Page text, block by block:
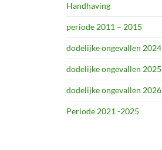
Handhaving
periode 2011 – 2015
dodelijke ongevallen 2024
dodelijke ongevallen 2025
dodelijke ongevallen 2026
Periode 2021 -2025